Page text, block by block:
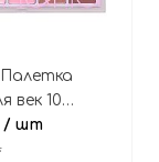
век 10
#09
Garden,
/ шт